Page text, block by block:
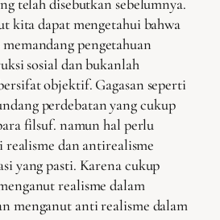
telah disebutkan sebelumnya.
kita dapat mengetahui bahwa
pengetahuan
sosial dan bukanlah
objektif. Gagasan seperti
perdebatan yang cukup
filsuf. namun hal perlu
realisme dan antirealisme
yang pasti. Karena cukup
realisme dalam
menganut anti realisme dalam